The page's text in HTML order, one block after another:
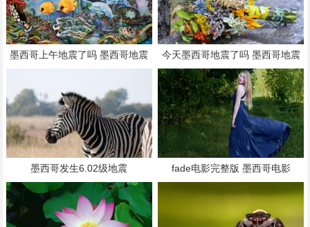
墨西哥上午地震了吗 墨西哥地震
今天墨西哥地震了吗 墨西哥地震
最新消息今天
墨西哥发生6.02级地震
fade电影完整版 墨西哥电影
《欲》主演是谁